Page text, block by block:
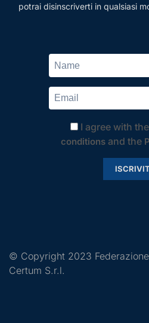
potrai disinscriverti in qualsiasi
I agree with the
conditions and the
© Copyright 2023
Certum S.r.l.